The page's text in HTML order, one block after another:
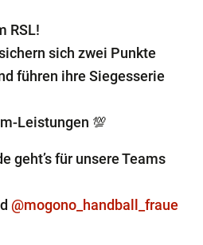
RSL!
sich zwei Punkte
führen ihre Siegesserie
Leistungen 💯
geht’s für unsere Teams
@mogono_handball_fraue